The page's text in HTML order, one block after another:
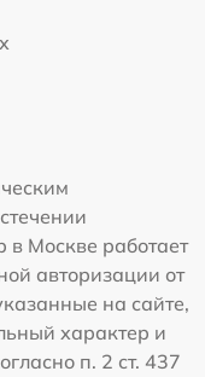
в Москве работает
авторизации от
на сайте,
характер и
п. 2 ст. 437